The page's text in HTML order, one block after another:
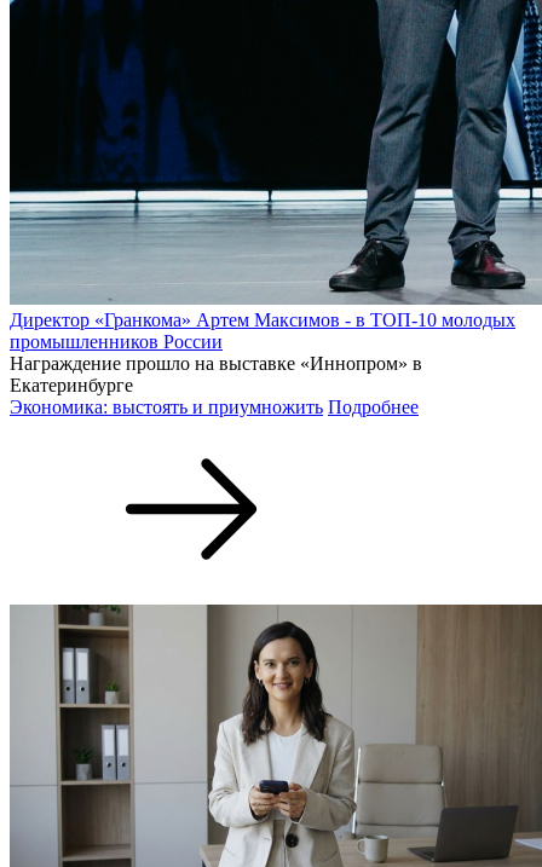
Директор «Гранкома» Артем Максимов - в ТОП-10 молодых
промышленников России
Награждение прошло на выставке «Иннопром» в
Екатеринбурге
Экономика: выстоять и приумножить Подробнее